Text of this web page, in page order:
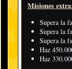
Misiones
Supera la
Supera la
Supera la
Haz
Haz